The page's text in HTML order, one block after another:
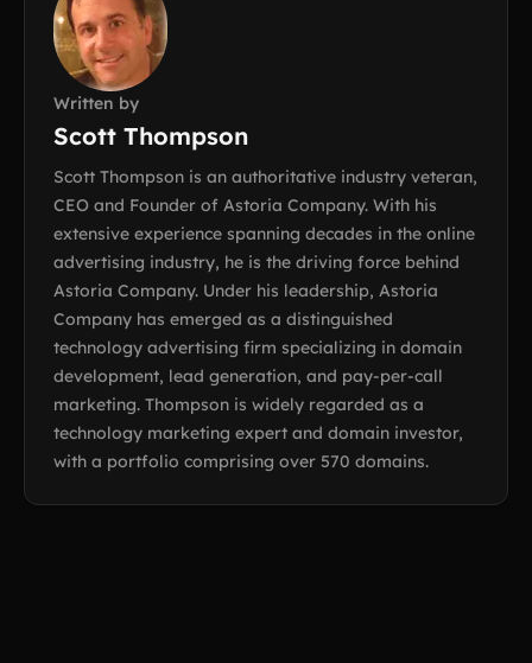
Written by
Scott Thompson
Scott Thompson is an authoritative industry veteran,
CEO and Founder of Astoria Company. With his
extensive experience spanning decades in the online
advertising industry, he is the driving force behind
Astoria Company. Under his leadership, Astoria
Company has emerged as a distinguished
technology advertising firm specializing in domain
development, lead generation, and pay-per-call
marketing. Thompson is widely regarded as a
technology marketing expert and domain investor,
with a portfolio comprising over 570 domains.